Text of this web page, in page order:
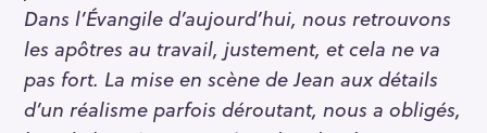
Dans l’Évangile d’aujourd’hui, nous retrouvons
les apôtres au travail, justement, et cela ne va
pas fort. La mise en scène de Jean aux détails
d’un réalisme parfois déroutant, nous a obligés,